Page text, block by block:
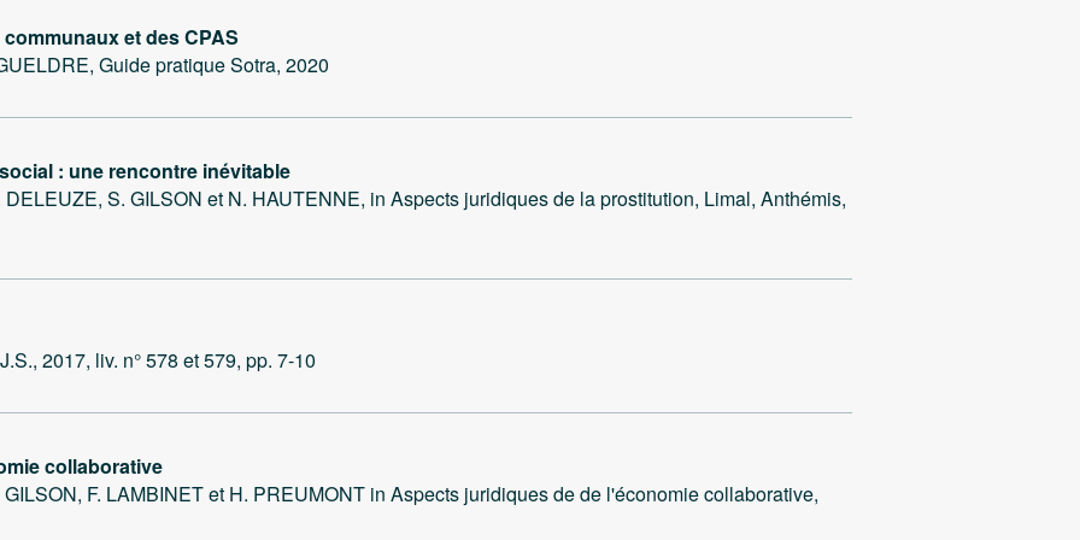
et des CPAS
Guide pratique Sotra, 2020
: une rencontre inévitable
S. GILSON et N. HAUTENNE, in Aspects juridiques de la prostitution, Limal, Anthémis,
2017, liv. n° 578 et 579, pp. 7-10
collaborative
F. LAMBINET et H. PREUMONT in Aspects juridiques de de l'économie collaborative,